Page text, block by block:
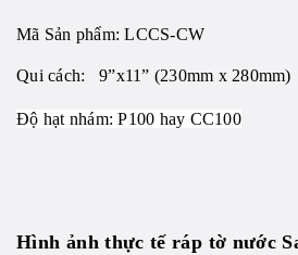
Mã Sản phẩm:LCCS-CW
Qui cách: 9”x11” (230mm x 280mm)
Độ hạt nhám: P100 hay CC100
Hình ảnh thực tếráp tờ nước